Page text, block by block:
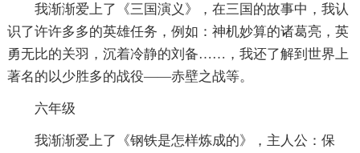
我渐渐爱上了《三国演义》，在三国的故事中，我认
识了许许多多的英雄任务，例如：神机妙算的诸葛亮，英
勇无比的关羽，沉着冷静的刘备……，我还了解到世界上
著名的以少胜多的战役——赤壁之战等。
六年级
我渐渐爱上了《钢铁是怎样炼成的》，主人公：保